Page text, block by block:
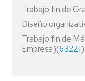
Trabajo fin de
Diseño
Trabajo fin de
Empresa)(63221)